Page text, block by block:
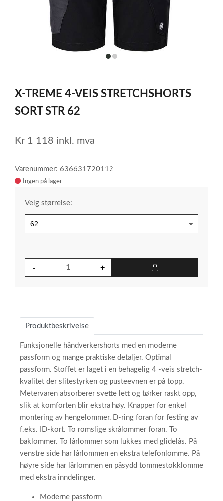
itemitem
of
2
X-TREME 4-VEIS STRETCHSHORTS
SORT STR 62
Kr 1 118 inkl. mva
Varenummer: 636631720112
Ingen på lager
Velg størrelse:
Produktbeskrivelse
Funksjonelle håndverkershorts med en moderne
passform og mange praktiske detaljer. Optimal
passform. Stoffet er laget i en behagelig 4 -veis stretch-
kvalitet der slitestyrken og pusteevnen er på topp.
Metervaren absorberer svette lett og tørker raskt opp,
slik at komforten blir ekstra høy. Knapper for enkel
montering av hengelommer. D-ring foran for festing av
f.eks. ID-kort. To romslige skrålommer foran. To
baklommer. To lårlommer som lukkes med glidelås. På
venstre side har lårlommen en ekstra telefonlomme. På
høyre side har lårlommen en påsydd tommestokklomme
med ekstra inndelinger.
Moderne passform